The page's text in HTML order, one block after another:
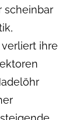
scheinbar
ihre